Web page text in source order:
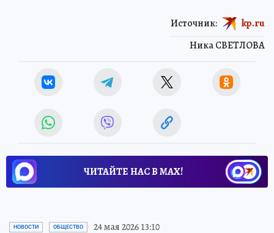
Ника СВЕТЛОВА
Источник: kp.ru
ЧИТАЙТЕ НАС В МАХ!
НОВОСТИ ОБЩЕСТВО 24 мая 2026 13:10